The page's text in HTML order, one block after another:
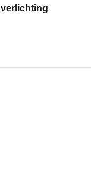
verlichting